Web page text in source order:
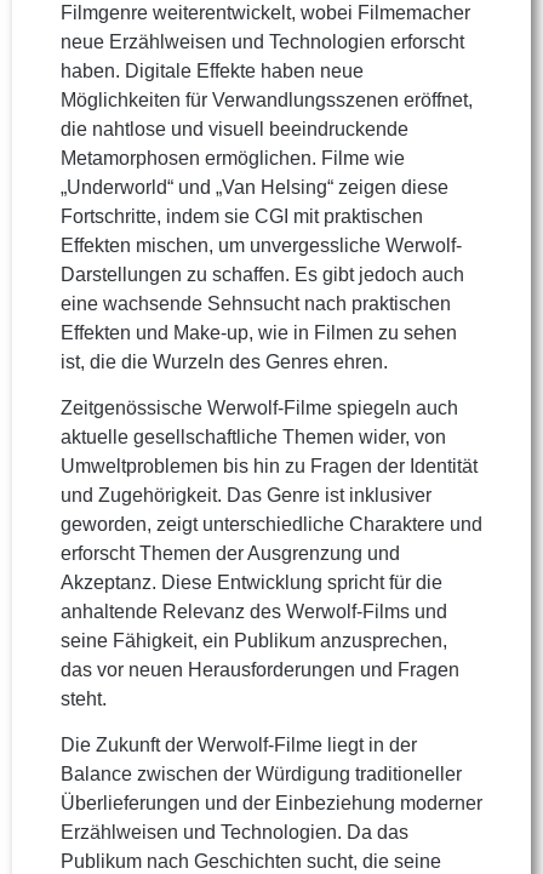
Filmgenre weiterentwickelt, wobei Filmemacher
neue Erzählweisen und Technologien erforscht
haben. Digitale Effekte haben neue
Möglichkeiten für Verwandlungsszenen eröffnet,
die nahtlose und visuell beeindruckende
Metamorphosen ermöglichen. Filme wie
„Underworld“ und „Van Helsing“ zeigen diese
Fortschritte, indem sie CGI mit praktischen
Effekten mischen, um unvergessliche Werwolf-
Darstellungen zu schaffen. Es gibt jedoch auch
eine wachsende Sehnsucht nach praktischen
Effekten und Make-up, wie in Filmen zu sehen
ist, die die Wurzeln des Genres ehren.
Zeitgenössische Werwolf-Filme spiegeln auch
aktuelle gesellschaftliche Themen wider, von
Umweltproblemen bis hin zu Fragen der Identität
und Zugehörigkeit. Das Genre ist inklusiver
geworden, zeigt unterschiedliche Charaktere und
erforscht Themen der Ausgrenzung und
Akzeptanz. Diese Entwicklung spricht für die
anhaltende Relevanz des Werwolf-Films und
seine Fähigkeit, ein Publikum anzusprechen,
das vor neuen Herausforderungen und Fragen
steht.
Die Zukunft der Werwolf-Filme liegt in der
Balance zwischen der Würdigung traditioneller
Überlieferungen und der Einbeziehung moderner
Erzählweisen und Technologien. Da das
Publikum nach Geschichten sucht, die seine